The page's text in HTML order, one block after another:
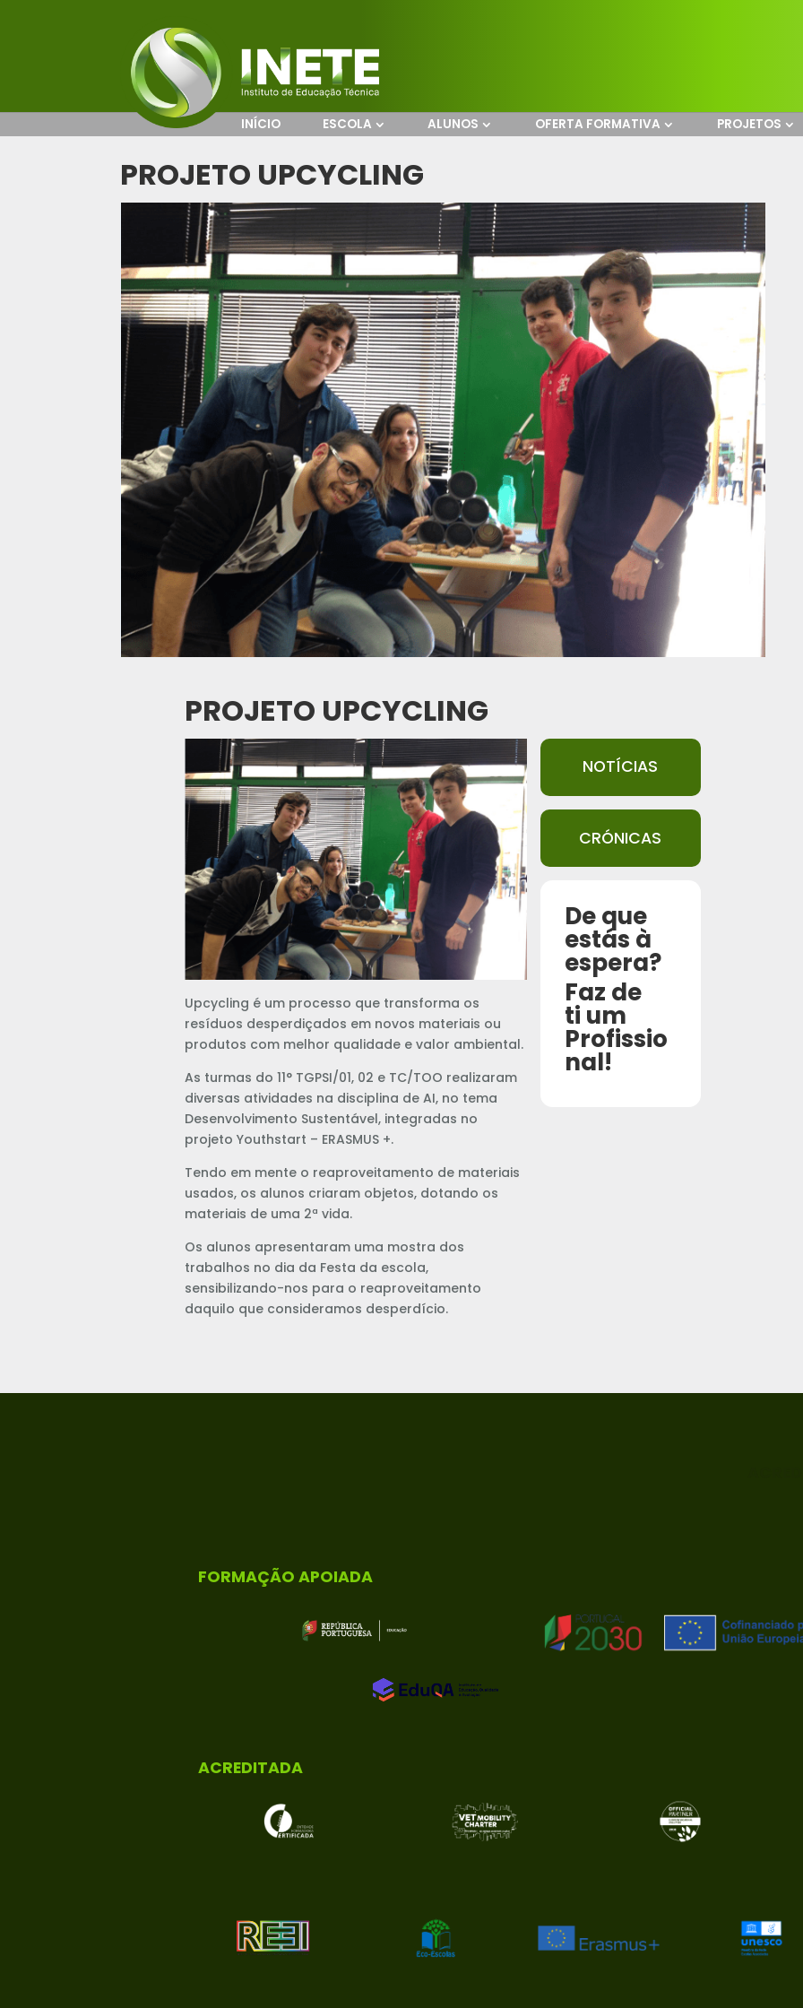
INÍCIO ESCOLA ALUNOS OFERTA FORMATIVA PROJETOS
PROJETO UPCYCLING
PROJETO UPCYCLING
Upcycling é um processo que transforma os
resíduos desperdiçados em novos materiais ou
produtos com melhor qualidade e valor ambiental.
As turmas do 11° TGPSI/01, 02 e TC/TOO realizaram
diversas atividades na disciplina de AI, no tema
Desenvolvimento Sustentável, integradas no
projeto Youthstart – ERASMUS +.
Tendo em mente o reaproveitamento de materiais
usados, os alunos criaram objetos, dotando os
materiais de uma 2ª vida.
Os alunos apresentaram uma mostra dos
trabalhos no dia da Festa da escola,
sensibilizando-nos para o reaproveitamento
daquilo que consideramos desperdício.
NOTÍCIAS
CRÓNICAS
De que
estás à
espera?
Faz de
ti um
Profissio
nal!
FORMAÇÃO APOIADA
ACREDITADA